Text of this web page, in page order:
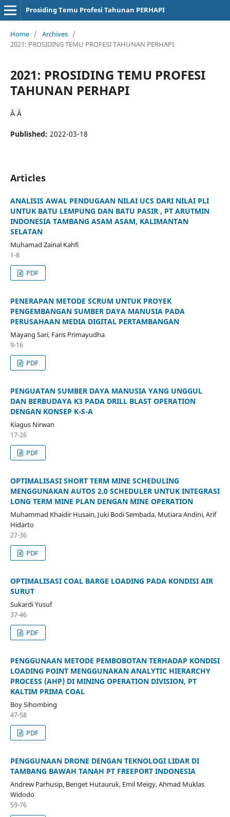
Prosiding Temu Profesi Tahunan PERHAPI
Home / Archives /
2021: PROSIDING TEMU PROFESI TAHUNAN PERHAPI
2021: PROSIDING TEMU PROFESI
TAHUNAN PERHAPI
Â Â
Published: 2022-03-18
Articles
ANALISIS AWAL PENDUGAAN NILAI UCS DARI NILAI PLI
UNTUK BATU LEMPUNG DAN BATU PASIR , PT ARUTMIN
INDONESIA TAMBANG ASAM ASAM, KALIMANTAN
SELATAN
Muhamad Zainal Kahfi
1-8
PDF
PENERAPAN METODE SCRUM UNTUK PROYEK
PENGEMBANGAN SUMBER DAYA MANUSIA PADA
PERUSAHAAN MEDIA DIGITAL PERTAMBANGAN
Mayang Sari, Faris Primayudha
9-16
PDF
PENGUATAN SUMBER DAYA MANUSIA YANG UNGGUL
DAN BERBUDAYA K3 PADA DRILL BLAST OPERATION
DENGAN KONSEP K-S-A
Kiagus Nirwan
17-26
PDF
OPTIMALISASI SHORT TERM MINE SCHEDULING
MENGGUNAKAN AUTOS 2.0 SCHEDULER UNTUK INTEGRASI
LONG TERM MINE PLAN DENGAN MINE OPERATION
Muhammad Khaidir Husain, Juki Bodi Sembada, Mutiara Andini, Arif
Hidarto
27-36
PDF
OPTIMALISASI COAL BARGE LOADING PADA KONDISI AIR
SURUT
Sukardi Yusuf
37-46
PDF
PENGGUNAAN METODE PEMBOBOTAN TERHADAP KONDISI
LOADING POINT MENGGUNAKAN ANALYTIC HIERARCHY
PROCESS (AHP) DI MINING OPERATION DIVISION, PT
KALTIM PRIMA COAL
Boy Sihombing
47-58
PDF
PENGGUNAAN DRONE DENGAN TEKNOLOGI LIDAR DI
TAMBANG BAWAH TANAH PT FREEPORT INDONESIA
Andrew Parhusip, Benget Hutauruk, Emil Meigy, Ahmad Muklas
Widodo
59-76